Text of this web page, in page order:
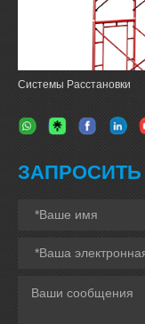
Системы Расстановки